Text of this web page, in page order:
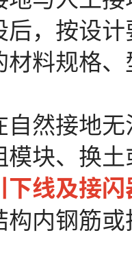
后，按设
料规格
接地无
块、换
线及接闪
钢筋或